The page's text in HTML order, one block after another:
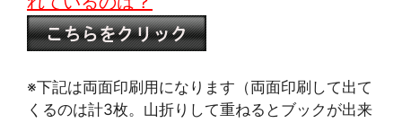
※下記は両面印刷用になります（両面印刷して出て
くるのは計3枚。山折りして重ねるとブックが出来